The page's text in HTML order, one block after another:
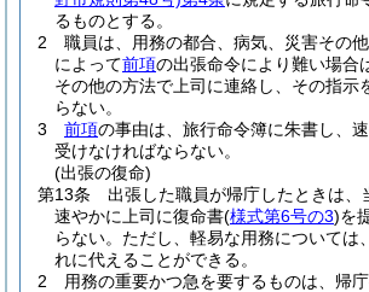
るものとする。
2
職員は、用務の都合、病気、災害その
によって前項の出張命令により難い場合
その他の方法で上司に連絡し、その指示
らない。
3
前項の事由は、旅行命令簿に朱書し、
受けなければならない。
(出張の復命)
第13条
出張した職員が帰庁したときは、
速やかに上司に復命書(様式第6号の3)を
らない。 ただし、軽易な用務については
れに代えることができる。
2
用務の重要かつ急を要するものは、帰